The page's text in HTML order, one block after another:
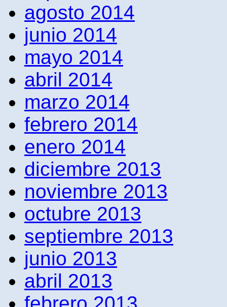
agosto 2014
junio 2014
mayo 2014
abril 2014
marzo 2014
febrero 2014
enero 2014
diciembre 2013
noviembre 2013
octubre 2013
septiembre 2013
junio 2013
abril 2013